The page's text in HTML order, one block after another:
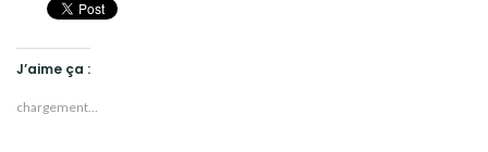
J’aime ça :
chargement…